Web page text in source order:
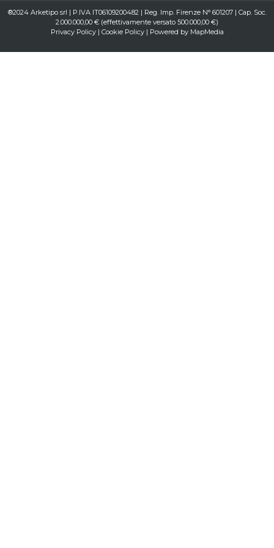
®2024 Arketipo srl | P.IVA IT06109200482 | Reg. Imp. Firenze N° 601207 | Cap. Soc.
2.000.000,00 € (effettivamente versato 500.000,00 €)
Privacy Policy| Cookie Policy| Powered by MapMedia